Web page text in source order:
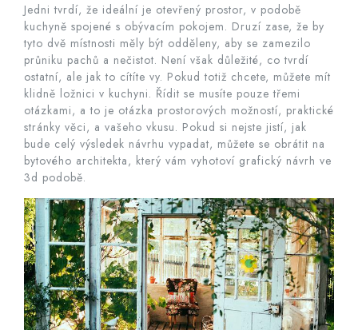
Jedni tvrdí, že ideální je otevřený prostor, v podobě
kuchyně spojené s obývacím pokojem. Druzí zase, že by
tyto dvě místnosti měly být odděleny, aby se zamezilo
průniku pachů a nečistot. Není však důležité, co tvrdí
ostatní, ale jak to cítíte vy. Pokud totiž chcete, můžete mít
klidně ložnici v kuchyni. Řídit se musíte pouze třemi
otázkami, a to je otázka prostorových možností, praktické
stránky věci, a vašeho vkusu. Pokud si nejste jistí, jak
bude celý výsledek návrhu vypadat, můžete se obrátit na
bytového architekta, který vám vyhotoví grafický návrh ve
3d podobě.